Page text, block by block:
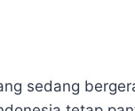
sedang